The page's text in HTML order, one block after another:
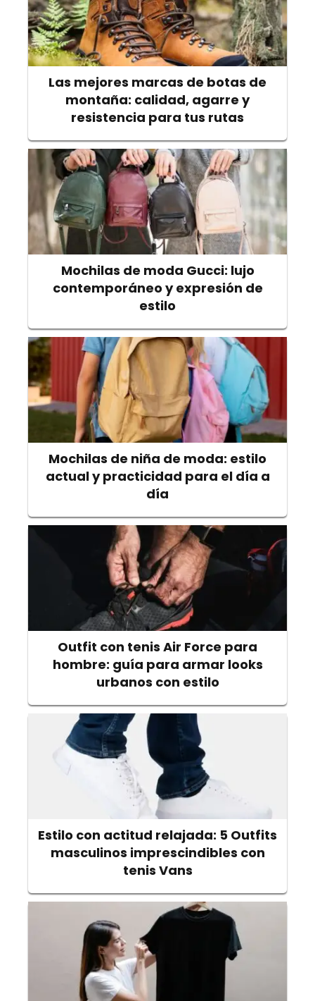
Las mejores marcas de botas de
montaña: calidad, agarre y
resistencia para tus rutas
Mochilas de moda Gucci: lujo
contemporáneo y expresión de
estilo
Mochilas de niña de moda: estilo
actual y practicidad para el día a
día
Outfit con tenis Air Force para
hombre: guía para armar looks
urbanos con estilo
Estilo con actitud relajada: 5 Outfits
masculinos imprescindibles con
tenis Vans